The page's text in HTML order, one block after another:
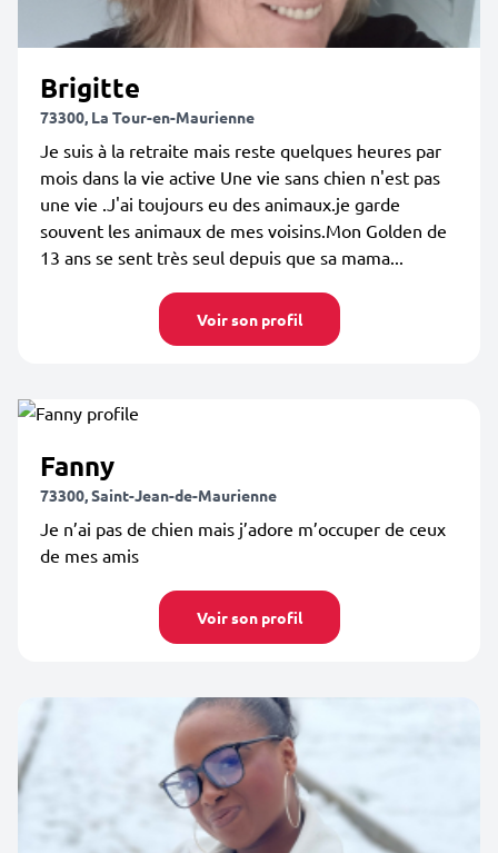
Brigitte
73300, La Tour-en-Maurienne
Je suis à la retraite mais reste quelques heures par
mois dans la vie active Une vie sans chien n'est pas
une vie .J'ai toujours eu des animaux.je garde
souvent les animaux de mes voisins.Mon Golden de
13 ans se sent très seul depuis que sa mama...
Voir son profil
Fanny
73300, Saint-Jean-de-Maurienne
Je n’ai pas de chien mais j’adore m’occuper de ceux
de mes amis
Voir son profil